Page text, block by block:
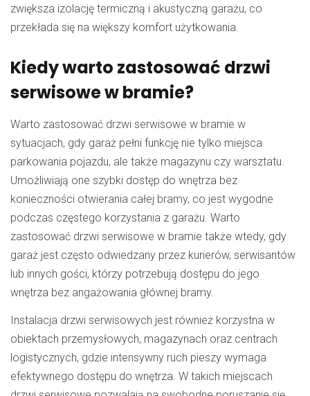
zwiększa izolację termiczną i akustyczną garażu, co
przekłada się na większy komfort użytkowania.
Kiedy warto zastosować drzwi
serwisowe w bramie?
Warto zastosować drzwi serwisowe w bramie w
sytuacjach, gdy garaż pełni funkcję nie tylko miejsca
parkowania pojazdu, ale także magazynu czy warsztatu.
Umożliwiają one szybki dostęp do wnętrza bez
konieczności otwierania całej bramy, co jest wygodne
podczas częstego korzystania z garażu. Warto
zastosować drzwi serwisowe w bramie także wtedy, gdy
garaż jest często odwiedzany przez kurierów, serwisantów
lub innych gości, którzy potrzebują dostępu do jego
wnętrza bez angażowania głównej bramy.
Instalacja drzwi serwisowych jest również korzystna w
obiektach przemysłowych, magazynach oraz centrach
logistycznych, gdzie intensywny ruch pieszy wymaga
efektywnego dostępu do wnętrza. W takich miejscach